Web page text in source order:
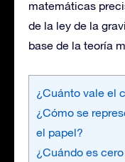
matemáticas
de la ley de la
base de la teoría
¿Cuánto vale el
¿Cómo se
el papel?
¿Cuándo es